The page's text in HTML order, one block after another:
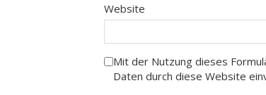
Website
Mit der Nutzung dieses
Daten durch diese Website